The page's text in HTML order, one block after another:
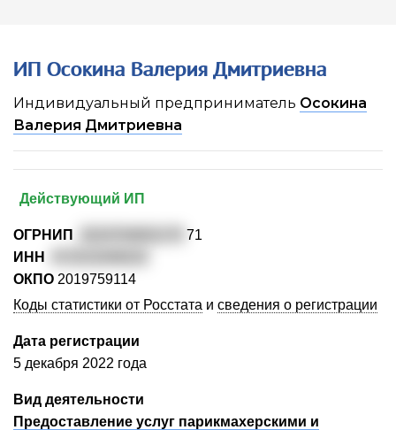
ИП Осокина Валерия Дмитриевна
Индивидуальный предприниматель Осокина
Валерия Дмитриевна
Действующий ИП
ОГРНИП
71
ИНН
ОКПО 2019759114
Коды статистики от Росстата и сведения о регистрации
Дата регистрации
5 декабря 2022 года
Вид деятельности
Предоставление услуг парикмахерскими и